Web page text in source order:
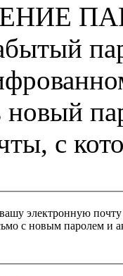
с
электронную почту
с новым паролем и